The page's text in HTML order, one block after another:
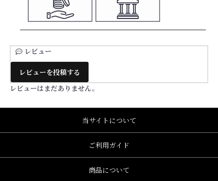
レビュー
レビューを投稿する
レビューはまだありません。
当サイトについて
ご利用ガイド
商品について